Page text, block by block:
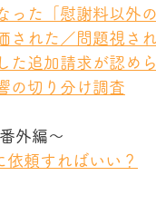
った「慰謝料以外
された／問題視さ
た追加請求が認め
の切り分け調査
外編～
頼すればいい？